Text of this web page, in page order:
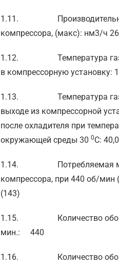
1.11.
компрессора, (макс): нм3/ч
1.12. Температура газа
в компрессорную установку:
1.13. Температура
выходе из компрессорной
после охладителя при
окружающей среды 300С:
1.14. Потребляемая
компрессора, при 440 об/мин
(143)
1.15. Количество
мин.: 440
1.16. Количество